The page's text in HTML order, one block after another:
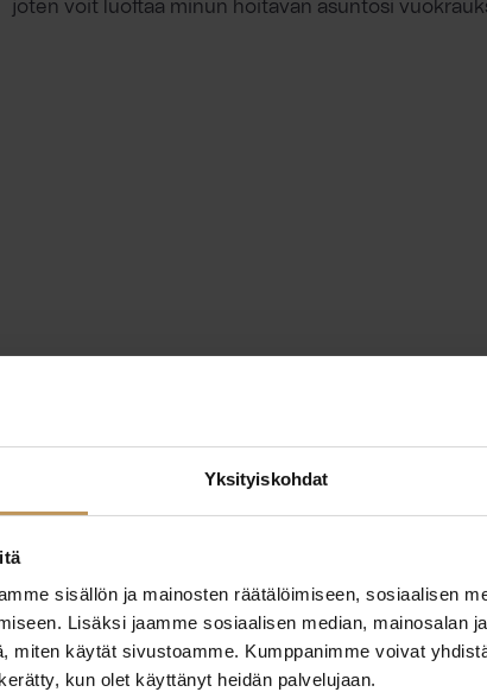
Yksityiskohdat
sisällön ja mainosten räätälöimiseen, sosiaalisen
Lisäksi jaamme sosiaalisen median, mainosalan
miten käytät sivustoamme. Kumppanimme voivat
kun olet käyttänyt heidän palvelujaan.
joten voit luottaa minun hoitavan asuntosi